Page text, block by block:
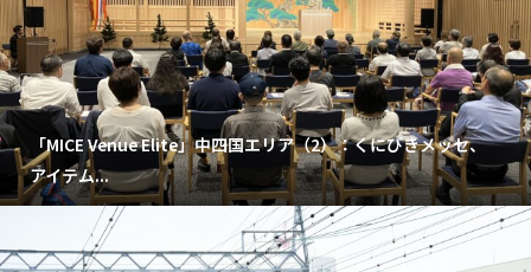
「MICE Venue Elite」中四国エリア（2）：くにびきメッセ、
アイテム...